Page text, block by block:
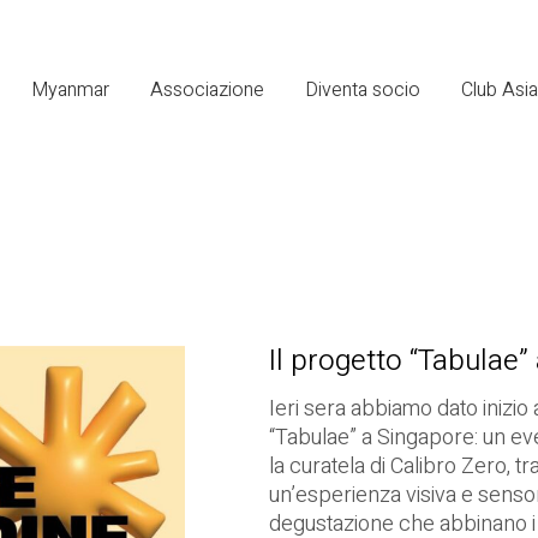
Myanmar Associazione Diventa socio Club Asia
Il progetto
Ieri sera abbiamo dato
“Tabulae” a Singapore: un
la curatela di Calibro Zero,
un’esperienza visiva e
degustazione che abbinano